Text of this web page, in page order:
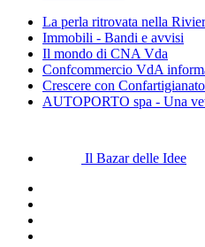
La perla ritrovata nella
Immobili - Bandi e avvisi
Il mondo di CNA Vda
Confcommercio VdA
Crescere con
AUTOPORTO spa - Una
Il Bazar delle Idee